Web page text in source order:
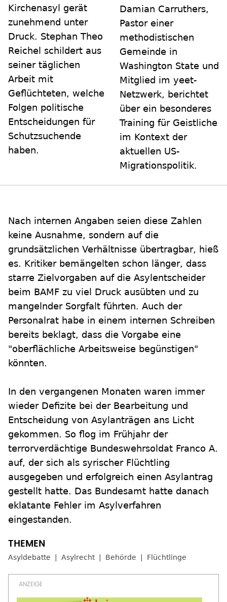
Kirchenasyl gerät
zunehmend unter
Druck. Stephan Theo
Reichel schildert aus
seiner täglichen
Arbeit mit
Geflüchteten, welche
Folgen politische
Entscheidungen für
Schutzsuchende
haben.
Damian Carruthers,
Pastor einer
methodistischen
Gemeinde in
Washington State und
Mitglied im yeet-
Netzwerk, berichtet
über ein besonderes
Training für Geistliche
im Kontext der
aktuellen US-
Migrationspolitik.
Nach internen Angaben seien diese Zahlen
keine Ausnahme, sondern auf die
grundsätzlichen Verhältnisse übertragbar, hieß
es. Kritiker bemängelten schon länger, dass
starre Zielvorgaben auf die Asylentscheider
beim BAMF zu viel Druck ausübten und zu
mangelnder Sorgfalt führten. Auch der
Personalrat habe in einem internen Schreiben
bereits beklagt, dass die Vorgabe eine
"oberflächliche Arbeitsweise begünstigen"
könnten.
In den vergangenen Monaten waren immer
wieder Defizite bei der Bearbeitung und
Entscheidung von Asylanträgen ans Licht
gekommen. So flog im Frühjahr der
terrorverdächtige Bundeswehrsoldat Franco A.
auf, der sich als syrischer Flüchtling
ausgegeben und erfolgreich einen Asylantrag
gestellt hatte. Das Bundesamt hatte danach
eklatante Fehler im Asylverfahren
eingestanden.
Asyldebatte Asylrecht Behörde Flüchtlinge